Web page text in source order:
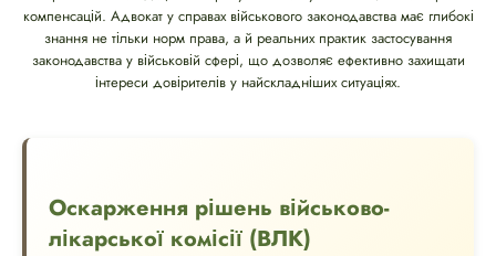
компенсацій. Адвокат у справах військового законодавства має глибокі
знання не тільки норм права, а й реальних практик застосування
законодавства у військовій сфері, що дозволяє ефективно захищати
інтереси довірителів у найскладніших ситуаціях.
Оскарження рішень військово-
лікарської комісії (ВЛК)